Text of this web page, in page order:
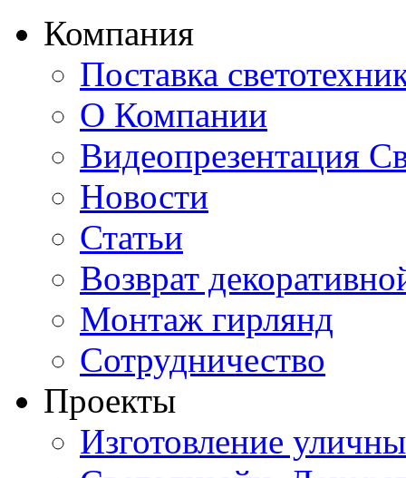
Компания
Поставка
О Компании
Видеопрезентация
Новости
Статьи
Возврат
Монтаж гирлянд
Сотрудничество
Проекты
Изготовление